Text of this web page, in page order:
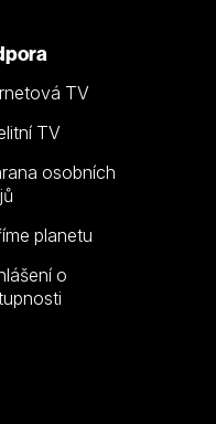
TV
TV
osobních
planetu
o